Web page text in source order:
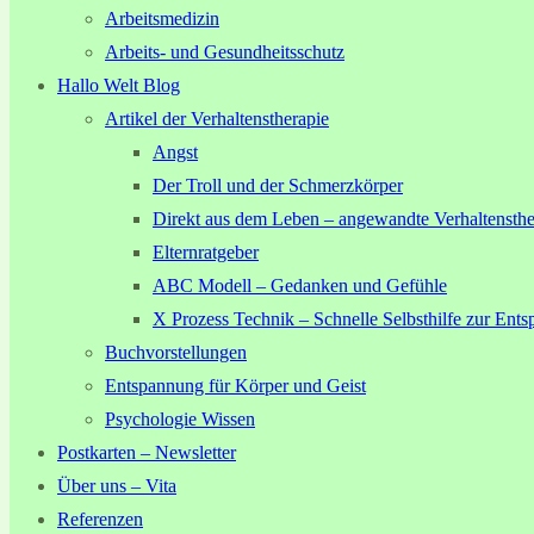
Arbeitsmedizin
Arbeits- und Gesundheitsschutz
Hallo Welt Blog
Artikel der Verhaltenstherapie
Angst
Der Troll und der Schmerzkörper
Direkt aus dem Leben – angewandte
Elternratgeber
ABC Modell – Gedanken und Gefühle
X Prozess Technik – Schnelle Selbsthilfe zur
Buchvorstellungen
Entspannung für Körper und Geist
Psychologie Wissen
Postkarten – Newsletter
Über uns – Vita
Referenzen